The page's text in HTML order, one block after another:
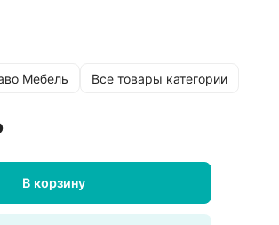
Мебель Все товары категории
В корзину